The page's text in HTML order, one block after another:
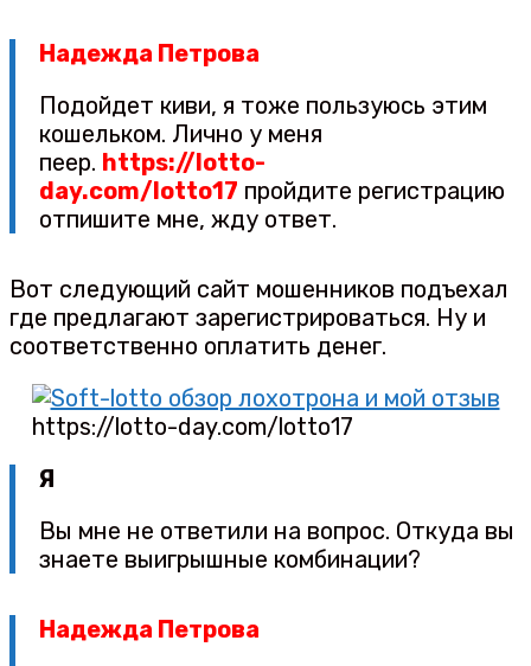
Надежда Петрова
Подойдет киви, я тоже пользуюсь этим
кошельком. Лично у меня
пеер. https://lotto-
day.com/lotto17 пройдите регистрацию
отпишите мне, жду ответ.
Вот следующий сайт мошенников подъехал
где предлагают зарегистрироваться. Ну и
соответственно оплатить денег.
https://lotto-day.com/lotto17
Я
Вы мне не ответили на вопрос. Откуда вы
знаете выигрышные комбинации?
Надежда Петрова